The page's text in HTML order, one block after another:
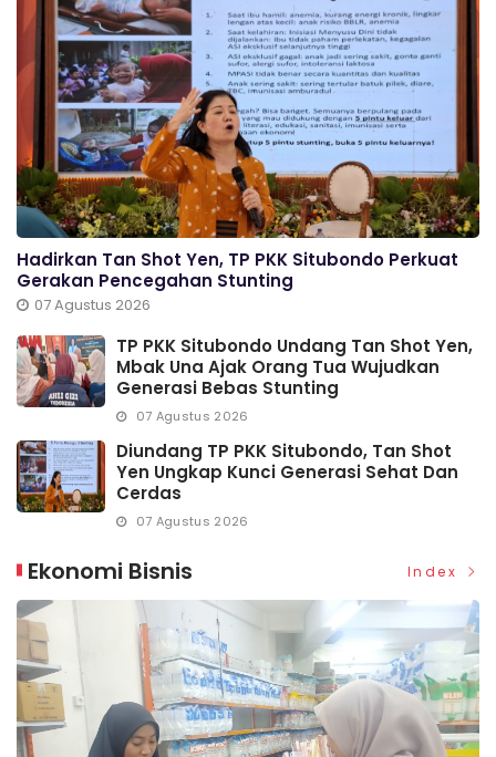
Hadirkan Tan Shot Yen, TP PKK Situbondo Perkuat
Gerakan Pencegahan Stunting
07 Agustus 2026
TP PKK Situbondo Undang Tan Shot Yen,
Mbak Una Ajak Orang Tua Wujudkan
Generasi Bebas Stunting
07 Agustus 2026
Diundang TP PKK Situbondo, Tan Shot
Yen Ungkap Kunci Generasi Sehat Dan
Cerdas
07 Agustus 2026
Ekonomi Bisnis Index